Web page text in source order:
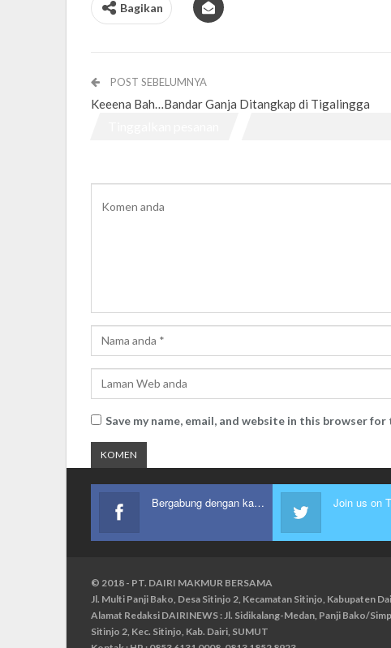
Bagikan
POST SEBELUMNYA
Keeena Bah…Bandar Ganja Ditangkap di Tigalingga
Save my name, email, and website in this browser
Bergabung dengan kami Join us on
© 2018 - PT. DAIRI MAKMUR BERSAMA
Jl. Multi Panji Bako, Desa Sitinjo 2, Kecamatan Sitinjo, Kabupaten
Alamat Redaksi DAIRINEWS : Jl. Sidikalang-Medan, Panji Bako/
Sitinjo 2, Kec. Sitinjo, Kab. Dairi, SUMUT